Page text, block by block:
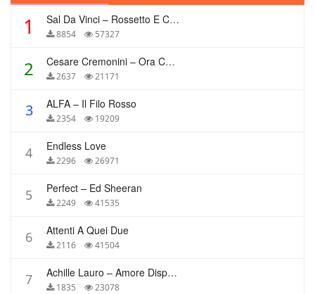
1 Sal Da Vinci – Rossetto E Caffè
8854 57327
2 Cesare Cremonini – Ora Che Non Ho Più Te
2637 21171
3 ALFA – Il Filo Rosso
2354 19209
4 Endless Love
2296 26971
5 Perfect – Ed Sheeran
2249 41535
6 Attenti A Quei Due
2116 41504
7 Achille Lauro – Amore Disperato
1835 23078